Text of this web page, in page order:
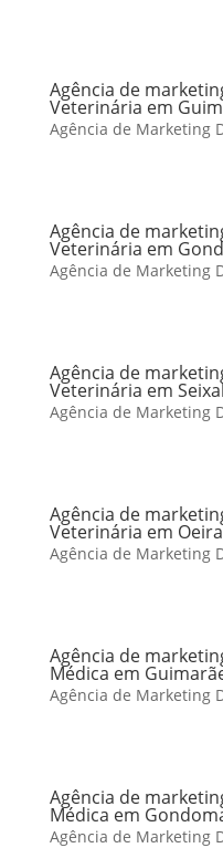
Agência de
Veterinária em
Agência de Marketing
Agência de
Veterinária em
Agência de Marketing
Agência de
Veterinária em
Agência de Marketing
Agência de
Veterinária em
Agência de Marketing
Agência de
Médica em
Agência de Marketing
Agência de
Médica em
Agência de Marketing